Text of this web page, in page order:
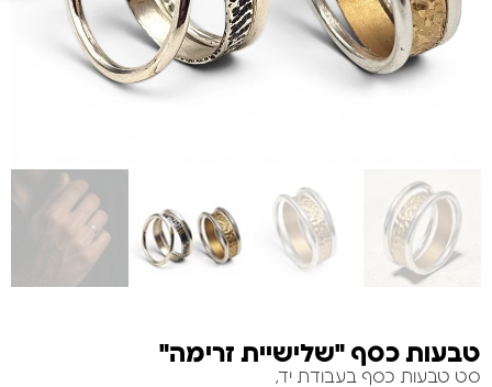
טבעות כסף "שלישיית זרימה"
סט טבעות כסף בעבודת יד,